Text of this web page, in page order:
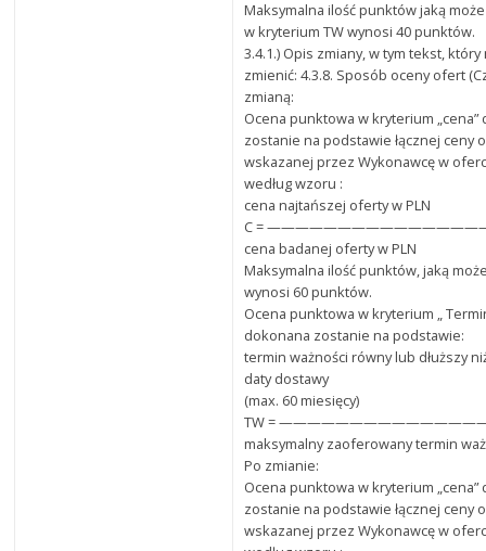
Maksymalna ilość punktów jaką
w kryterium TW wynosi 40 punktów.
3.4.1.) Opis zmiany, w tym tekst,
zmienić: 4.3.8. Sposób oceny ofert
zmianą:
Ocena punktowa w kryterium „cena”
zostanie na podstawie łącznej ceny
wskazanej przez Wykonawcę w
według wzoru :
cena najtańszej oferty w PLN
C = ————————————————
cena badanej oferty w PLN
Maksymalna ilość punktów, jaką
wynosi 60 punktów.
Ocena punktowa w kryterium „
dokonana zostanie na podstawie:
termin ważności równy lub dłuższy
daty dostawy
(max. 60 miesięcy)
TW =
maksymalny zaoferowany termin
Po zmianie:
Ocena punktowa w kryterium „cena”
zostanie na podstawie łącznej ceny
wskazanej przez Wykonawcę w